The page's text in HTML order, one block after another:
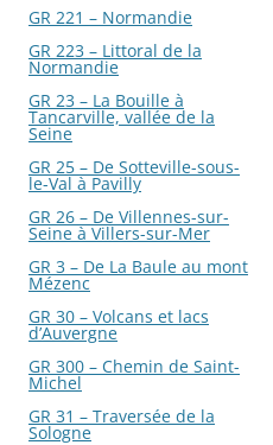
GR 221 – Normandie
GR 223 – Littoral de la
Normandie
GR 23 – La Bouille à
Tancarville, vallée de la
Seine
GR 25 – De Sotteville-sous-
le-Val à Pavilly
GR 26 – De Villennes-sur-
Seine à Villers-sur-Mer
GR 3 – De La Baule au mont
Mézenc
GR 30 – Volcans et lacs
d’Auvergne
GR 300 – Chemin de Saint-
Michel
GR 31 – Traversée de la
Sologne